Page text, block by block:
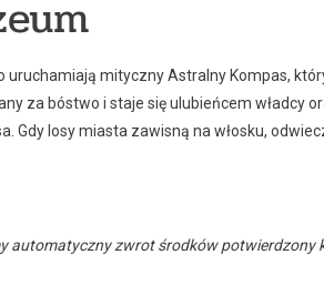
mityczny Astralny Kompas,
za bóstwo i staje się ulubieńcem władcy
Gdy losy miasta zawisną na włosku,
automatyczny zwrot środków potwierdzony